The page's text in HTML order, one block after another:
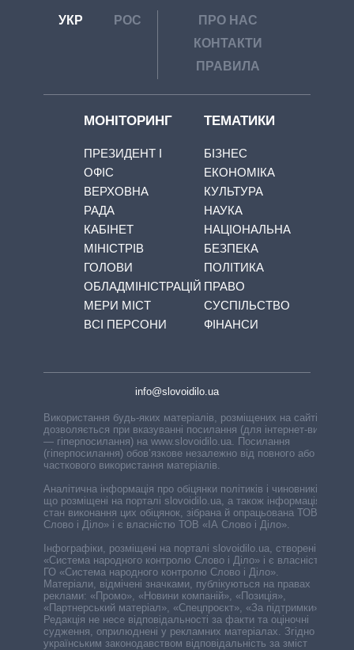
УКР РОС
ПРО НАС
КОНТАКТИ
ПРАВИЛА
МОНІТОРИНГ
ПРЕЗИДЕНТ І
ОФІС
ВЕРХОВНА
РАДА
КАБІНЕТ
МІНІСТРІВ
ГОЛОВИ
ОБЛАДМІНІСТРАЦІЙ
МЕРИ МІСТ
ВСІ ПЕРСОНИ
ТЕМАТИКИ
БІЗНЕС
ЕКОНОМІКА
КУЛЬТУРА
НАУКА
НАЦІОНАЛЬНА
БЕЗПЕКА
ПОЛІТИКА
ПРАВО
СУСПІЛЬСТВО
ФІНАНСИ
info@slovoidilo.ua
Використання будь-яких матеріалів, розміщених на сайті,
дозволяється при вказуванні посилання (для інтернет-видань
— гіперпосилання) на www.slovoidilo.ua. Посилання
(гіперпосилання) обов’язкове незалежно від повного або
часткового використання матеріалів.
Аналітична інформація про обіцянки політиків і чиновників,
що розміщені на порталі slovoidilo.ua, а також інформація про
стан виконання цих обіцянок, зібрана й опрацьована ТОВ «ІА
Слово і Діло» і є власністю ТОВ «ІА Слово і Діло».
Інфографіки, розміщені на порталі slovoidilo.ua, створені ГО
«Система народного контролю Слово і Діло» і є власністю
ГО «Система народного контролю Слово і Діло».
Матеріали, відмічені значками, публікуються на правах
реклами: «Промо», «Новини компаній», «Позиція»,
«Партнерський матеріал», «Спецпроєкт», «За підтримки».
Редакція не несе відповідальності за факти та оціночні
судження, оприлюднені у рекламних матеріалах. Згідно з
українським законодавством відповідальність за зміст